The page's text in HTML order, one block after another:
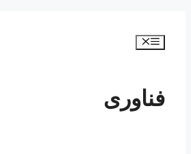
فهرست
فناوری